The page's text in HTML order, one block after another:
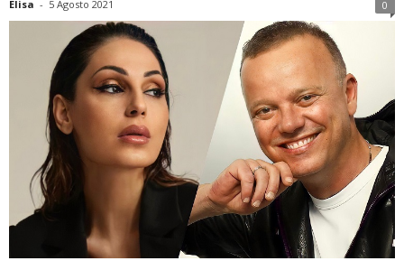
Elisa - 5 Agosto 2021 0